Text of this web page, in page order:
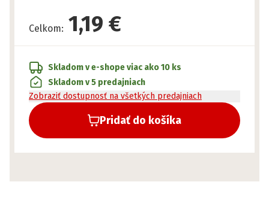
Celkom: 1,19 €
Pridať do košíka
Skladom v e-shopeviac ako 10 ks
Skladom v 5 predajniach
Zobraziť dostupnosť na všetkých predajniach